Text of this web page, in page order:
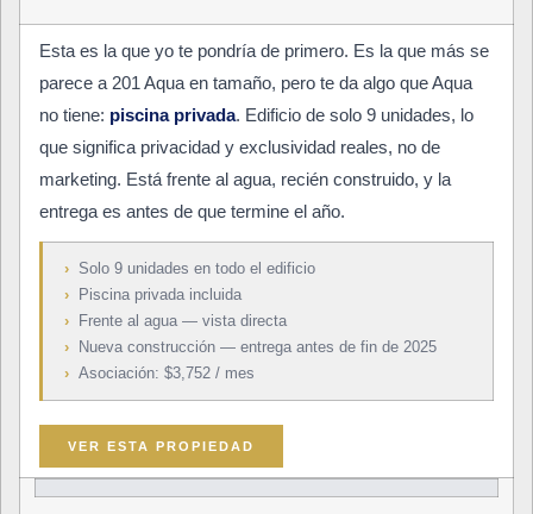
Esta es la que yo te pondría de primero. Es la que más se
parece a 201 Aqua en tamaño, pero te da algo que Aqua
no tiene: piscina privada. Edificio de solo 9 unidades, lo
que significa privacidad y exclusividad reales, no de
marketing. Está frente al agua, recién construido, y la
entrega es antes de que termine el año.
› Solo 9 unidades en todo el edificio
› Piscina privada incluida
› Frente al agua — vista directa
› Nueva construcción — entrega antes de fin de 2025
› Asociación: $3,752 / mes
VER ESTA PROPIEDAD